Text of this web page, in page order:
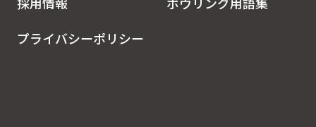
プライバシーポリシー